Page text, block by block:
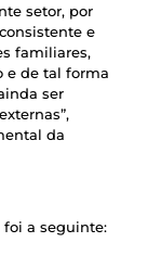
setor, por
e
familiares,
e de tal forma
ser
da
foi a seguinte: